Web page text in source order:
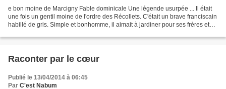
e bon moine de Marcigny Fable dominicale Une légende usurpée ... Il était
une fois un gentil moine de l'ordre des Récollets. C'était un brave franciscain
habillé de gris. Simple et bonhomme, il aimait à jardiner pour ses frères et
Raconter par le cœur
Publié le 13/04/2014 à 06:45
Par C'est Nabum